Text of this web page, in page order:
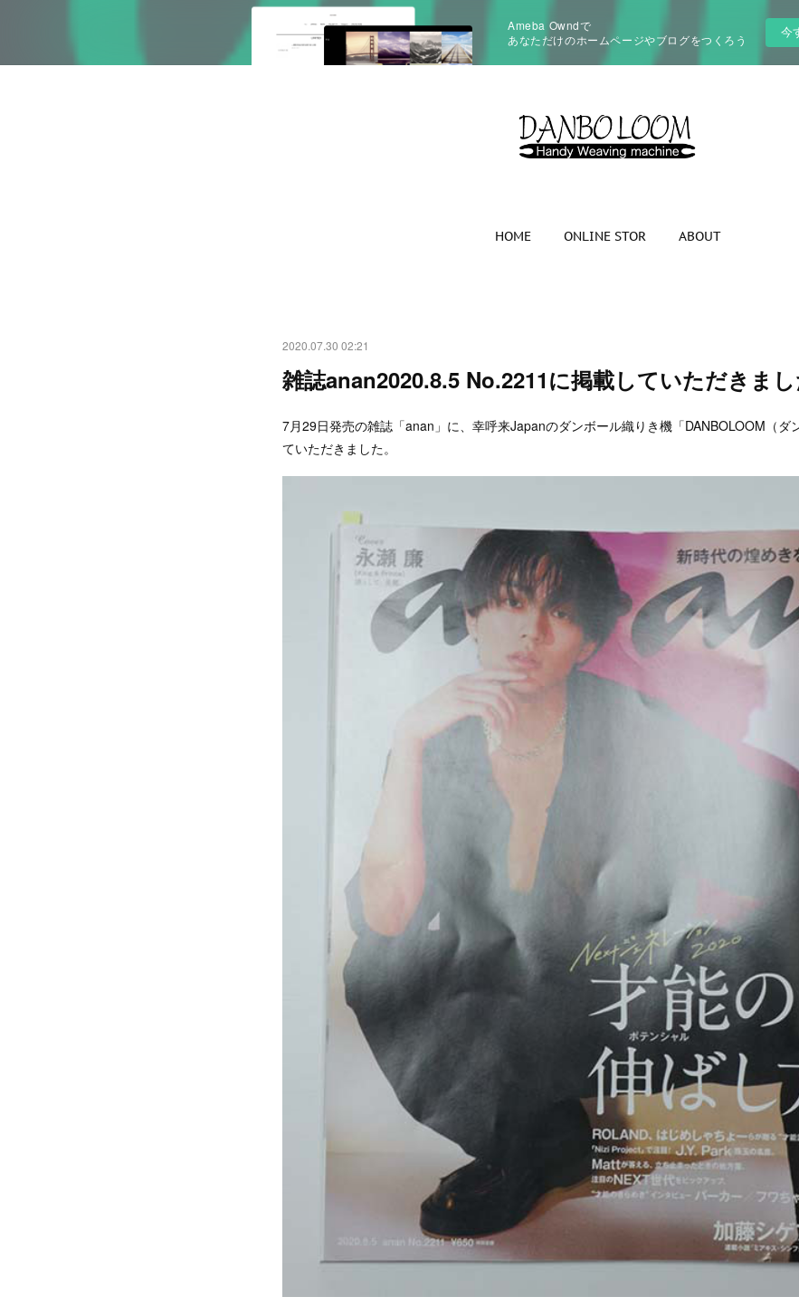
Ameba Owndで
あなただけのホームページやブログをつくろう
今
HOME ONLINE STOR ABOUT
2020.07.30 02:21
雑誌anan2020.8.5 No.2211に掲載していただきまし
7月29日発売の雑誌「anan」に、幸呼来Japanのダンボール織りき機「DANBOLOOM（ダ
ていただきました。